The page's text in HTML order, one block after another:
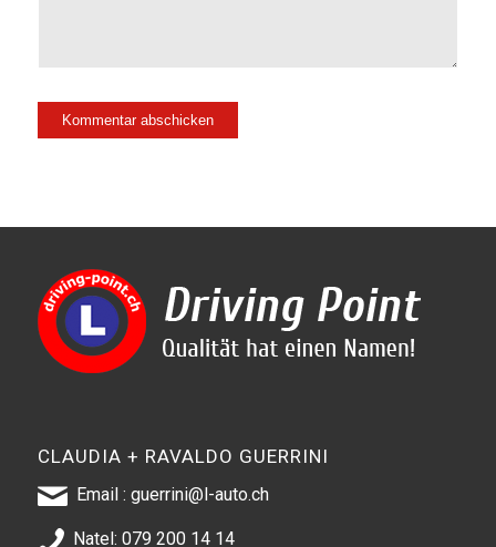
CLAUDIA + RAVALDO GUERRINI
Email : guerrini@l-auto.ch
Natel: 079 200 14 14